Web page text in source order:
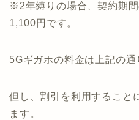
※2年縛りの場合、契約期
1,100円です。
5Gギガホの料金は上記の通
但し、割引を利用すること
ます。